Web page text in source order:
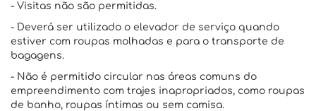
- Visitas não são permitidas.
- Deverá ser utilizado o elevador de serviço quando
estiver com roupas molhadas e para o transporte de
bagagens.
- Não é permitido circular nas áreas comuns do
empreendimento com trajes inapropriados, como roupas
de banho, roupas íntimas ou sem camisa.